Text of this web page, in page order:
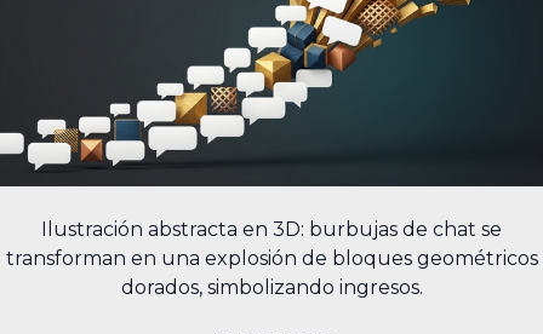
Ilustración abstracta en 3D: burbujas de chat se
transforman en una explosión de bloques geométricos
dorados, simbolizando ingresos.